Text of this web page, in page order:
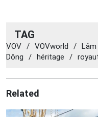
TAG
VOV / VOVworld / Lâm
Dông
/ héritage /
Related